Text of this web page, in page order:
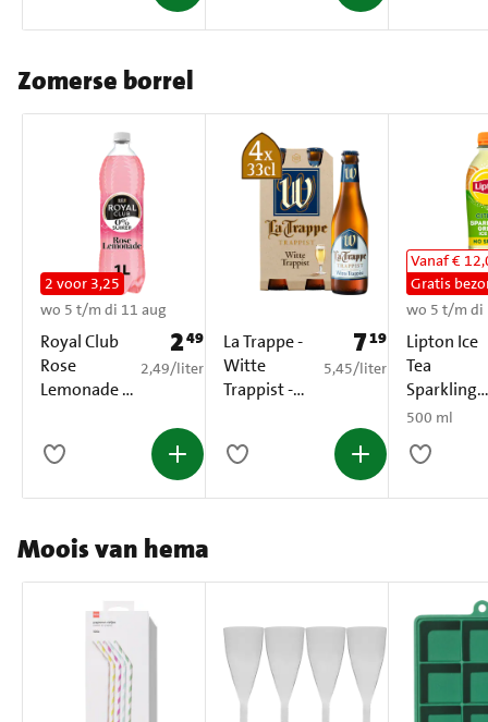
Zomerse borrel
Royal Club
Rose
Lemonade 0
2 voor 3,25
wo 5 t/m di 11 aug
Prijs: € 2,49
249
€ 2,49 per liter
2,49/liter
La Trappe -
Witte
Trappist -
Prijs: € 7,19
719
€ 5,45 per liter
5,45/liter
Lipton Ice
Tea
Sparkling
Green
500 ml
500 ml
Vanaf €
Gratis
wo 5 t/m di
Moois van hema